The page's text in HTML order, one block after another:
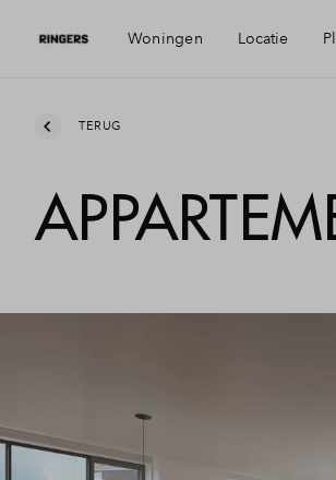
Woningen Locatie
Bereikbaarheid
TERUG